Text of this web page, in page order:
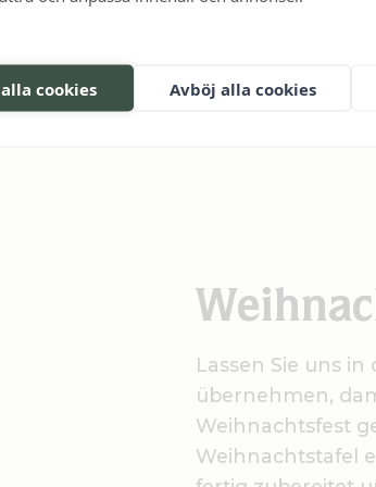
cookies Avböj alla cookies
Lassen Sie uns
übernehmen,
Weihnachtsfest
Weihnachtstafel